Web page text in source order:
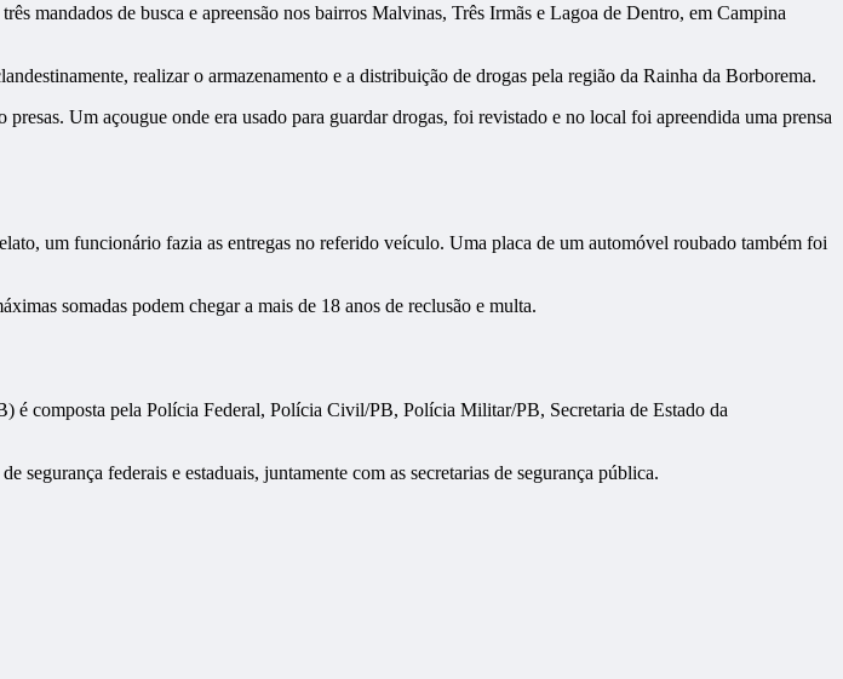
mandados de busca e apreensão nos bairros Malvinas, Três Irmãs e Lagoa de Dentro, em Campina
realizar o armazenamento e a distribuição de drogas pela região da Rainha da Borborema.
Um açougue onde era usado para guardar drogas, foi revistado e no local foi apreendida uma prensa
um funcionário fazia as entregas no referido veículo. Uma placa de um automóvel roubado também foi
somadas podem chegar a mais de 18 anos de reclusão e multa.
é composta pela Polícia Federal, Polícia Civil/PB, Polícia Militar/PB, Secretaria de Estado da
segurança federais e estaduais, juntamente com as secretarias de segurança pública.